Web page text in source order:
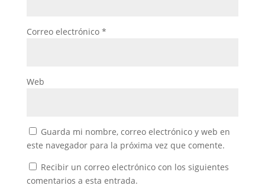
Correo electrónico *
Web
Guarda mi nombre, correo electrónico y web en
este navegador para la próxima vez que comente.
Recibir un correo electrónico con los siguientes
comentarios a esta entrada.